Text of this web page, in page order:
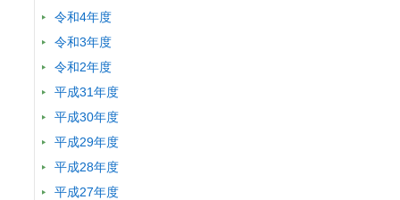
令和4年度
令和3年度
令和2年度
平成31年度
平成30年度
平成29年度
平成28年度
平成27年度